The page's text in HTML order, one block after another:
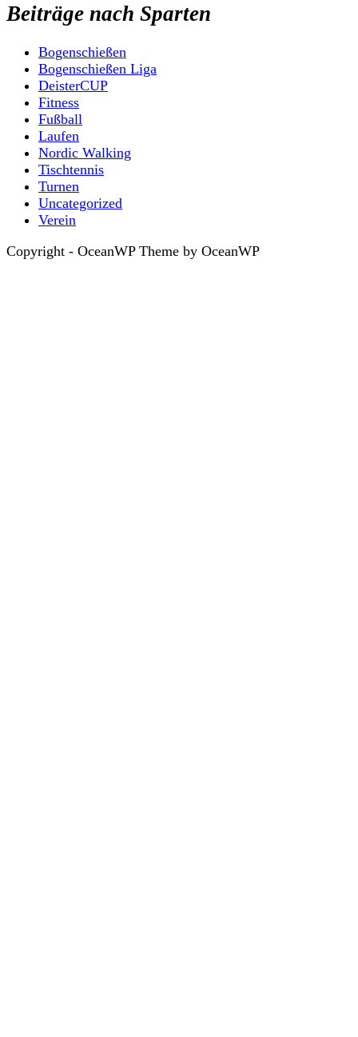
Beiträge nach Sparten
Bogenschießen
Bogenschießen Liga
DeisterCUP
Fitness
Fußball
Laufen
Nordic Walking
Tischtennis
Turnen
Uncategorized
Verein
Copyright - OceanWP Theme by OceanWP